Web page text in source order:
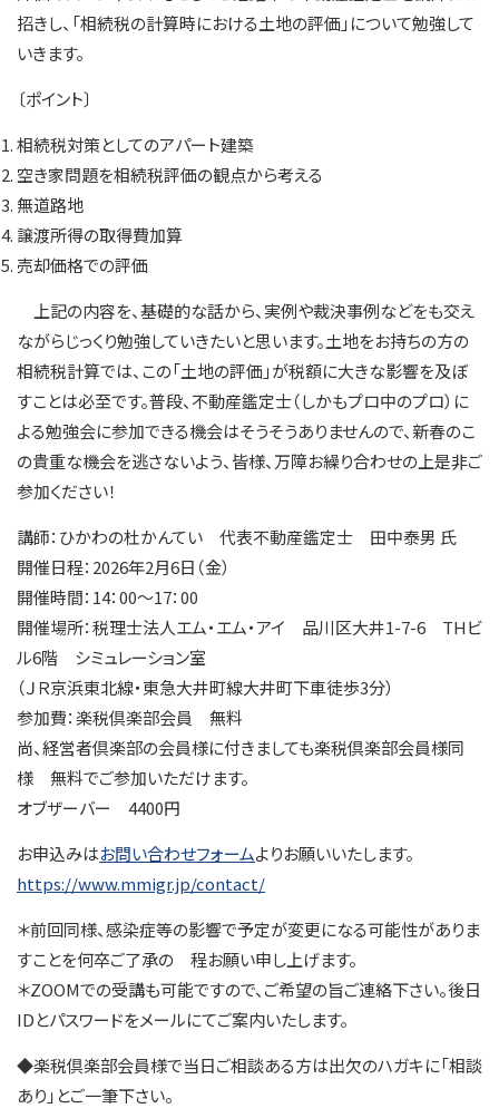
招きし、「相続税の計算時における土地の評価」について勉強して
いきます。
〔ポイント〕
相続税対策としてのアパート建築
空き家問題を相続税評価の観点から考える
無道路地
譲渡所得の取得費加算
売却価格での評価
上記の内容を、基礎的な話から、実例や裁決事例などをも交え
ながらじっくり勉強していきたいと思います。土地をお持ちの方の
相続税計算では、この「土地の評価」が税額に大きな影響を及ぼ
すことは必至です。普段、不動産鑑定士（しかもプロ中のプロ）に
よる勉強会に参加できる機会はそうそうありませんので、新春のこ
の貴重な機会を逃さないよう、皆様、万障お繰り合わせの上是非ご
参加ください！
講師：ひかわの杜かんてい 代表不動産鑑定士 田中泰男 氏
開催日程：2026年2月6日（金）
開催時間：14：00～17：00
開催場所：税理士法人エム・エム・アイ 品川区大井1-7-6 THビ
ル6階 シミュレーション室
（ＪＲ京浜東北線・東急大井町線大井町下車徒歩3分）
参加費：楽税倶楽部会員 無料
尚、経営者倶楽部の会員様に付きましても楽税倶楽部会員様同
様 無料でご参加いただけます。
オブザーバー 4400円
お申込みはお問い合わせフォームよりお願いいたします。
https://www.mmigr.jp/contact/
＊前回同様、感染症等の影響で予定が変更になる可能性がありま
すことを何卒ご了承の 程お願い申し上げます。
＊ZOOMでの受講も可能ですので、ご希望の旨ご連絡下さい。後日
IDとパスワードをメールにてご案内いたします。
◆楽税倶楽部会員様で当日ご相談ある方は出欠のハガキに「相談
あり」とご一筆下さい。